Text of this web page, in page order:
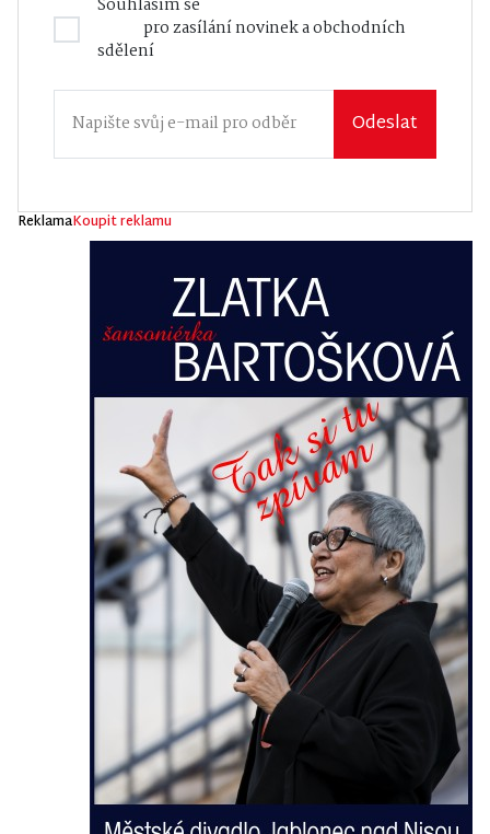
Souhlasím se
pro zasílání novinek a obchodních
sdělení
Odeslat
ReklamaKoupit reklamu